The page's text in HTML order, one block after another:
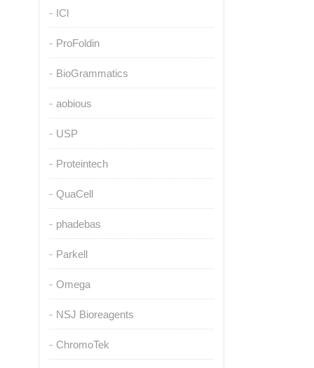
ICl
ProFoldin
BioGrammatics
aobious
USP
Proteintech
QuaCell
phadebas
Parkell
Omega
NSJ Bioreagents
ChromoTek